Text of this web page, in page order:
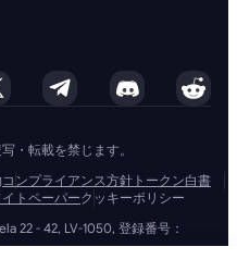
・転載を禁じます。
コンプライアンス方針 トークン白書
トペーパークッキーポリシー
22 - 42, LV-1050, 登録番号：